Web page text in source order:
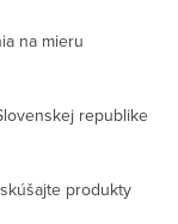
na mieru
republike
produkty